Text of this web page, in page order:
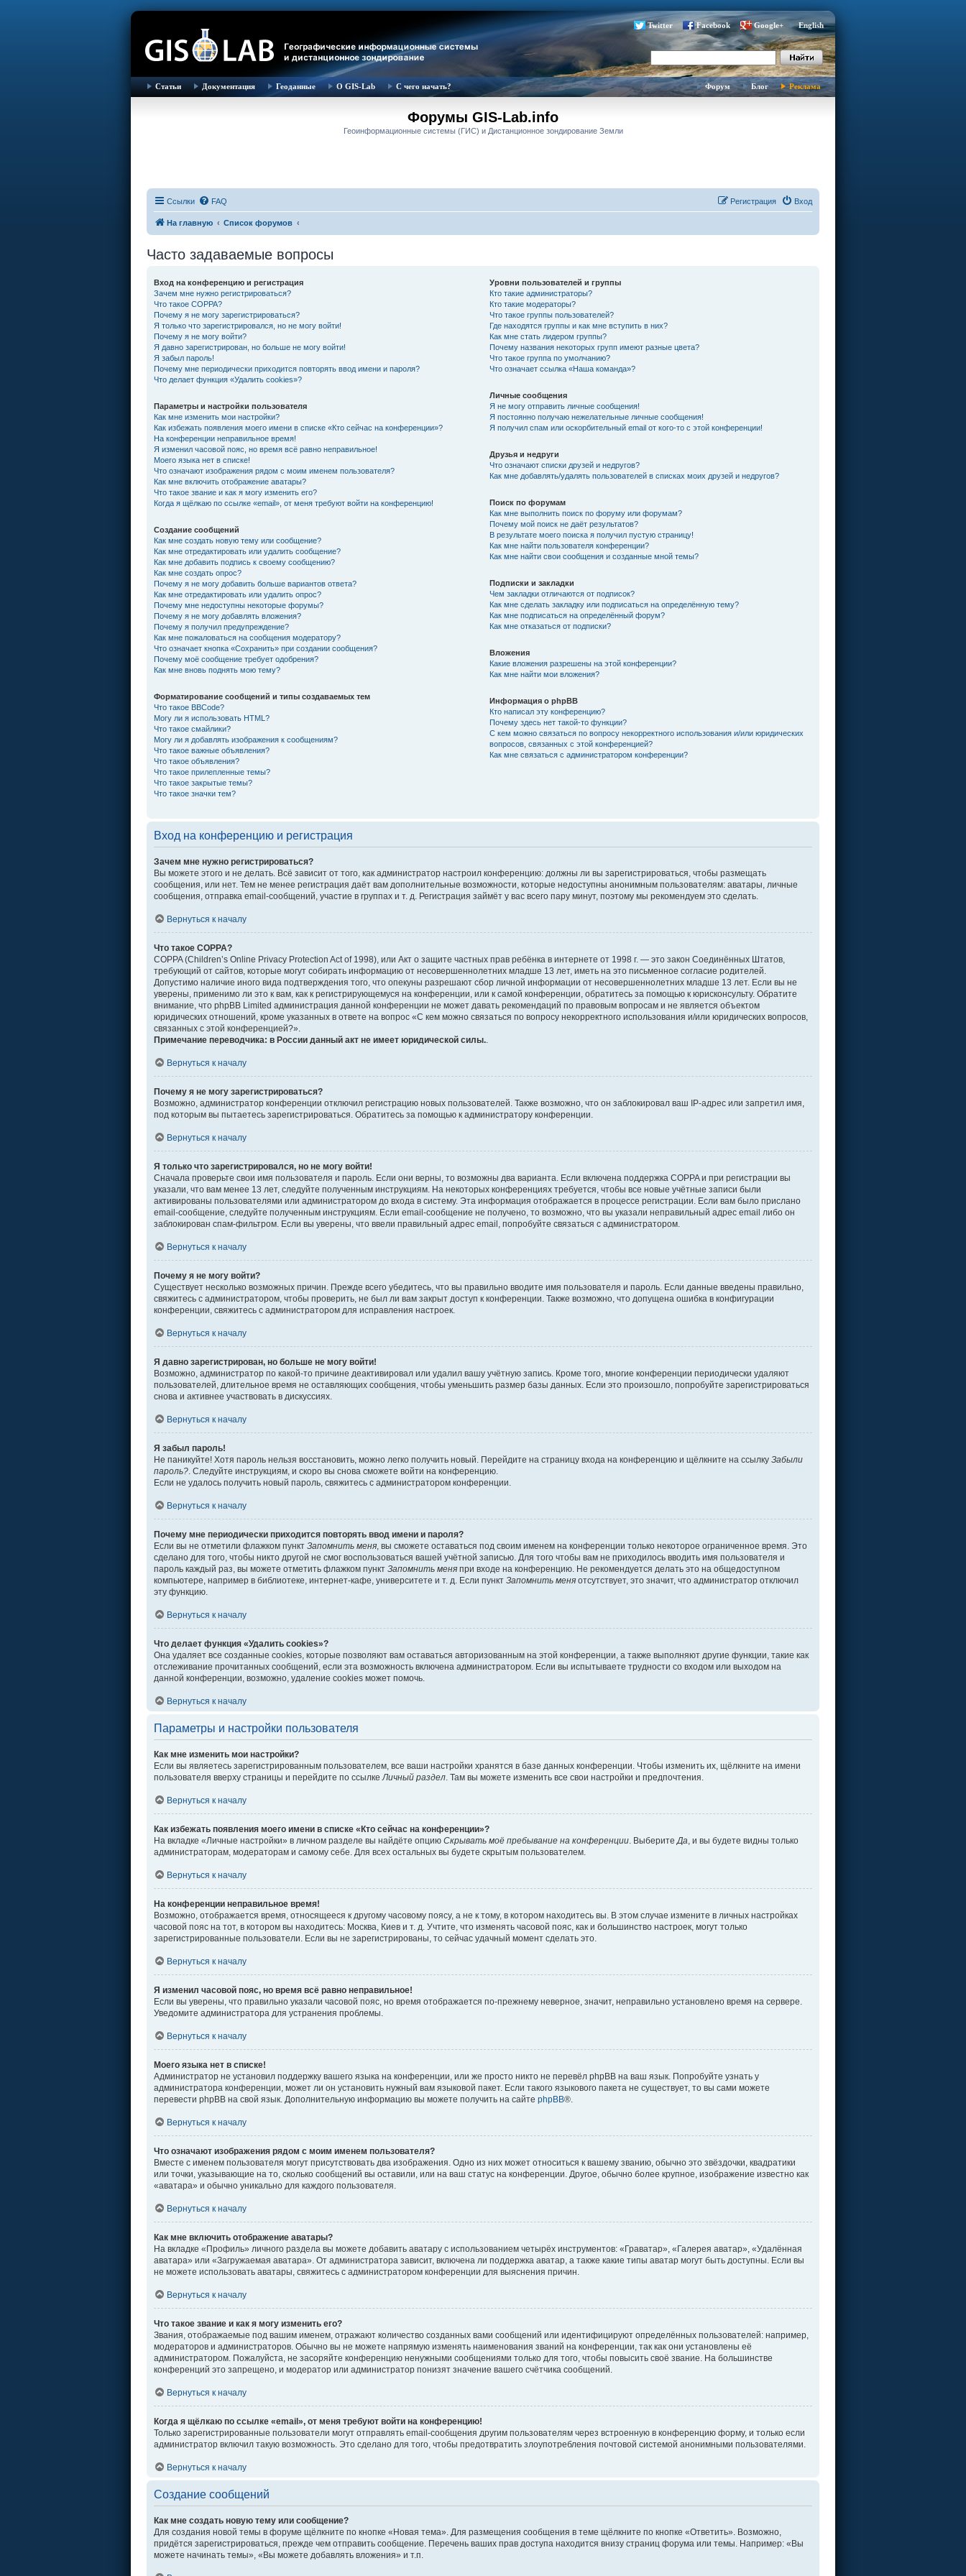
Twitter Facebook Google+ English
Статьи Документация Геоданные О GIS-Lab С чего начать? Форум Блог Реклама
Форумы GIS-Lab.info
Геоинформационные системы (ГИС) и Дистанционное зондирование Земли
Ссылки FAQ Вход
Регистрация
На главную Список форумов
Часто задаваемые вопросы
Вход на конференцию и регистрация
Зачем мне нужно регистрироваться?
Что такое COPPA?
Почему я не могу зарегистрироваться?
Я только что зарегистрировался, но не могу войти!
Почему я не могу войти?
Я давно зарегистрирован, но больше не могу войти!
Я забыл пароль!
Почему мне периодически приходится повторять ввод имени и пароля?
Что делает функция «Удалить cookies»?
Параметры и настройки пользователя
Как мне изменить мои настройки?
Как избежать появления моего имени в списке «Кто сейчас на конференции»?
На конференции неправильное время!
Я изменил часовой пояс, но время всё равно неправильное!
Моего языка нет в списке!
Что означают изображения рядом с моим именем пользователя?
Как мне включить отображение аватары?
Что такое звание и как я могу изменить его?
Когда я щёлкаю по ссылке «email», от меня требуют войти на конференцию!
Создание сообщений
Как мне создать новую тему или сообщение?
Как мне отредактировать или удалить сообщение?
Как мне добавить подпись к своему сообщению?
Как мне создать опрос?
Почему я не могу добавить больше вариантов ответа?
Как мне отредактировать или удалить опрос?
Почему мне недоступны некоторые форумы?
Почему я не могу добавлять вложения?
Почему я получил предупреждение?
Как мне пожаловаться на сообщения модератору?
Что означает кнопка «Сохранить» при создании сообщения?
Почему моё сообщение требует одобрения?
Как мне вновь поднять мою тему?
Форматирование сообщений и типы создаваемых тем
Что такое BBCode?
Могу ли я использовать HTML?
Что такое смайлики?
Могу ли я добавлять изображения к сообщениям?
Что такое важные объявления?
Что такое объявления?
Что такое прилепленные темы?
Что такое закрытые темы?
Что такое значки тем?
Уровни пользователей и группы
Кто такие администраторы?
Кто такие модераторы?
Что такое группы пользователей?
Где находятся группы и как мне вступить в них?
Как мне стать лидером группы?
Почему названия некоторых групп имеют разные цвета?
Что такое группа по умолчанию?
Что означает ссылка «Наша команда»?
Личные сообщения
Я не могу отправить личные сообщения!
Я постоянно получаю нежелательные личные сообщения!
Я получил спам или оскорбительный email от кого-то с этой конференции!
Друзья и недруги
Что означают списки друзей и недругов?
Как мне добавлять/удалять пользователей в списках моих друзей и недругов?
Поиск по форумам
Как мне выполнить поиск по форуму или форумам?
Почему мой поиск не даёт результатов?
В результате моего поиска я получил пустую страницу!
Как мне найти пользователя конференции?
Как мне найти свои сообщения и созданные мной темы?
Подписки и закладки
Чем закладки отличаются от подписок?
Как мне сделать закладку или подписаться на определённую тему?
Как мне подписаться на определённый форум?
Как мне отказаться от подписки?
Вложения
Какие вложения разрешены на этой конференции?
Как мне найти мои вложения?
Информация о phpBB
Кто написал эту конференцию?
Почему здесь нет такой-то функции?
С кем можно связаться по вопросу некорректного использования и/или юридических
вопросов, связанных с этой конференцией?
Как мне связаться с администратором конференции?
Вход на конференцию и регистрация
Зачем мне нужно регистрироваться?
Вы можете этого и не делать. Всё зависит от того, как администратор настроил конференцию: должны ли вы зарегистрироваться, чтобы размещать
сообщения, или нет. Тем не менее регистрация даёт вам дополнительные возможности, которые недоступны анонимным пользователям: аватары, личные
сообщения, отправка email-сообщений, участие в группах и т. д. Регистрация займёт у вас всего пару минут, поэтому мы рекомендуем это сделать.
Вернуться к началу
Что такое COPPA?
COPPA (Children’s Online Privacy Protection Act of 1998), или Акт о защите частных прав ребёнка в интернете от 1998 г. — это закон Соединённых Штатов,
требующий от сайтов, которые могут собирать информацию от несовершеннолетних младше 13 лет, иметь на это письменное согласие родителей.
Допустимо наличие иного вида подтверждения того, что опекуны разрешают сбор личной информации от несовершеннолетних младше 13 лет. Если вы не
уверены, применимо ли это к вам, как к регистрирующемуся на конференции, или к самой конференции, обратитесь за помощью к юрисконсульту. Обратите
внимание, что phpBB Limited администрация данной конференции не может давать рекомендаций по правовым вопросам и не является объектом
юридических отношений, кроме указанных в ответе на вопрос «С кем можно связаться по вопросу некорректного использования и/или юридических вопросов,
связанных с этой конференцией?».
Примечание переводчика: в России данный акт не имеет юридической силы..
Вернуться к началу
Почему я не могу зарегистрироваться?
Возможно, администратор конференции отключил регистрацию новых пользователей. Также возможно, что он заблокировал ваш IP-адрес или запретил имя,
под которым вы пытаетесь зарегистрироваться. Обратитесь за помощью к администратору конференции.
Вернуться к началу
Я только что зарегистрировался, но не могу войти!
Сначала проверьте свои имя пользователя и пароль. Если они верны, то возможны два варианта. Если включена поддержка COPPA и при регистрации вы
указали, что вам менее 13 лет, следуйте полученным инструкциям. На некоторых конференциях требуется, чтобы все новые учётные записи были
активированы пользователями или администратором до входа в систему. Эта информация отображается в процессе регистрации. Если вам было прислано
email-сообщение, следуйте полученным инструкциям. Если email-сообщение не получено, то возможно, что вы указали неправильный адрес email либо он
заблокирован спам-фильтром. Если вы уверены, что ввели правильный адрес email, попробуйте связаться с администратором.
Вернуться к началу
Почему я не могу войти?
Существует несколько возможных причин. Прежде всего убедитесь, что вы правильно вводите имя пользователя и пароль. Если данные введены правильно,
свяжитесь с администратором, чтобы проверить, не был ли вам закрыт доступ к конференции. Также возможно, что допущена ошибка в конфигурации
конференции, свяжитесь с администратором для исправления настроек.
Вернуться к началу
Я давно зарегистрирован, но больше не могу войти!
Возможно, администратор по какой-то причине деактивировал или удалил вашу учётную запись. Кроме того, многие конференции периодически удаляют
пользователей, длительное время не оставляющих сообщения, чтобы уменьшить размер базы данных. Если это произошло, попробуйте зарегистрироваться
снова и активнее участвовать в дискуссиях.
Вернуться к началу
Я забыл пароль!
Не паникуйте! Хотя пароль нельзя восстановить, можно легко получить новый. Перейдите на страницу входа на конференцию и щёлкните на ссылку Забыли
пароль?. Следуйте инструкциям, и скоро вы снова сможете войти на конференцию.
Если не удалось получить новый пароль, свяжитесь с администратором конференции.
Вернуться к началу
Почему мне периодически приходится повторять ввод имени и пароля?
Если вы не отметили флажком пункт Запомнить меня, вы сможете оставаться под своим именем на конференции только некоторое ограниченное время. Это
сделано для того, чтобы никто другой не смог воспользоваться вашей учётной записью. Для того чтобы вам не приходилось вводить имя пользователя и
пароль каждый раз, вы можете отметить флажком пункт Запомнить меня при входе на конференцию. Не рекомендуется делать это на общедоступном
компьютере, например в библиотеке, интернет-кафе, университете и т. д. Если пункт Запомнить меня отсутствует, это значит, что администратор отключил
эту функцию.
Вернуться к началу
Что делает функция «Удалить cookies»?
Она удаляет все созданные cookies, которые позволяют вам оставаться авторизованным на этой конференции, а также выполняют другие функции, такие как
отслеживание прочитанных сообщений, если эта возможность включена администратором. Если вы испытываете трудности со входом или выходом на
данной конференции, возможно, удаление cookies может помочь.
Вернуться к началу
Параметры и настройки пользователя
Как мне изменить мои настройки?
Если вы являетесь зарегистрированным пользователем, все ваши настройки хранятся в базе данных конференции. Чтобы изменить их, щёлкните на имени
пользователя вверху страницы и перейдите по ссылкеЛичный раздел. Там вы можете изменить все свои настройки и предпочтения.
Вернуться к началу
Как избежать появления моего имени в списке «Кто сейчас на конференции»?
На вкладке «Личные настройки» в личном разделе вы найдёте опцию Скрывать моё пребывание на конференции. ВыберитеДа, и вы будете видны только
администраторам, модераторам и самому себе. Для всех остальных вы будете скрытым пользователем.
Вернуться к началу
На конференции неправильное время!
Возможно, отображается время, относящееся к другому часовому поясу, а не к тому, в котором находитесь вы. В этом случае измените в личных настройках
часовой пояс на тот, в котором вы находитесь: Москва, Киев и т. д. Учтите, что изменять часовой пояс, как и большинство настроек, могут только
зарегистрированные пользователи. Если вы не зарегистрированы, то сейчас удачный момент сделать это.
Вернуться к началу
Я изменил часовой пояс, но время всё равно неправильное!
Если вы уверены, что правильно указали часовой пояс, но время отображается по-прежнему неверное, значит, неправильно установлено время на сервере.
Уведомите администратора для устранения проблемы.
Вернуться к началу
Моего языка нет в списке!
Администратор не установил поддержку вашего языка на конференции, или же просто никто не перевёл phpBB на ваш язык. Попробуйте узнать у
администратора конференции, может ли он установить нужный вам языковой пакет. Если такого языкового пакета не существует, то вы сами можете
перевести phpBB на свой язык. Дополнительную информацию вы можете получить на сайте phpBB®.
Вернуться к началу
Что означают изображения рядом с моим именем пользователя?
Вместе с именем пользователя могут присутствовать два изображения. Одно из них может относиться к вашему званию, обычно это звёздочки, квадратики
или точки, указывающие на то, сколько сообщений вы оставили, или на ваш статус на конференции. Другое, обычно более крупное, изображение известно как
«аватара» и обычно уникально для каждого пользователя.
Вернуться к началу
Как мне включить отображение аватары?
На вкладке «Профиль» личного раздела вы можете добавить аватару с использованием четырёх инструментов: «Граватар», «Галерея аватар», «Удалённая
аватара» или «Загружаемая аватара». От администратора зависит, включена ли поддержка аватар, а также какие типы аватар могут быть доступны. Если вы
не можете использовать аватары, свяжитесь с администратором конференции для выяснения причин.
Вернуться к началу
Что такое звание и как я могу изменить его?
Звания, отображаемые под вашим именем, отражают количество созданных вами сообщений или идентифицируют определённых пользователей: например,
модераторов и администраторов. Обычно вы не можете напрямую изменять наименования званий на конференции, так как они установлены её
администратором. Пожалуйста, не засоряйте конференцию ненужными сообщениями только для того, чтобы повысить своё звание. На большинстве
конференций это запрещено, и модератор или администратор понизят значение вашего счётчика сообщений.
Вернуться к началу
Когда я щёлкаю по ссылке «email», от меня требуют войти на конференцию!
Только зарегистрированные пользователи могут отправлять email-сообщения другим пользователям через встроенную в конференцию форму, и только если
администратор включил такую возможность. Это сделано для того, чтобы предотвратить злоупотребления почтовой системой анонимными пользователями.
Вернуться к началу
Создание сообщений
Как мне создать новую тему или сообщение?
Для создания новой темы в форуме щёлкните по кнопке «Новая тема». Для размещения сообщения в теме щёлкните по кнопке «Ответить». Возможно,
придётся зарегистрироваться, прежде чем отправить сообщение. Перечень ваших прав доступа находится внизу страниц форума или темы. Например: «Вы
можете начинать темы», «Вы можете добавлять вложения» и т.п.